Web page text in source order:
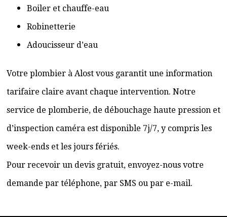
Boiler et chauffe-eau
Robinetterie
Adoucisseur d’eau
Votre plombier à Alost vous garantit une information
tarifaire claire avant chaque intervention. Notre
service de plomberie, de débouchage haute pression et
d’inspection caméra est disponible 7j/7, y compris les
week-ends et les jours fériés.
Pour recevoir un devis gratuit, envoyez-nous votre
demande par téléphone, par SMS ou par e-mail.